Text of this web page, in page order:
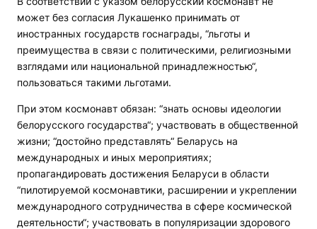
может без согласия Лукашенко принимать от
иностранных государств госнаграды, “льготы и
преимущества в связи с политическими, религиозными
взглядами или национальной принадлежностью“,
пользоваться такими льготами.
При этом космонавт обязан: “знать основы идеологии
белорусского государства“; участвовать в общественной
жизни; “достойно представлять“ Беларусь на
международных и иных мероприятиях;
пропагандировать достижения Беларуси в области
“пилотируемой космонавтики, расширении и укреплении
международного сотрудничества в сфере космической
деятельности“; участвовать в популяризации здорового